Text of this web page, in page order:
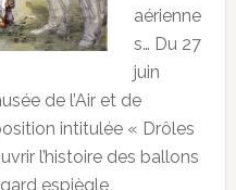
aérienne
s… Du 27
juin
de l’Air et de
intitulée « Drôles
l’histoire des ballons
espiègle,